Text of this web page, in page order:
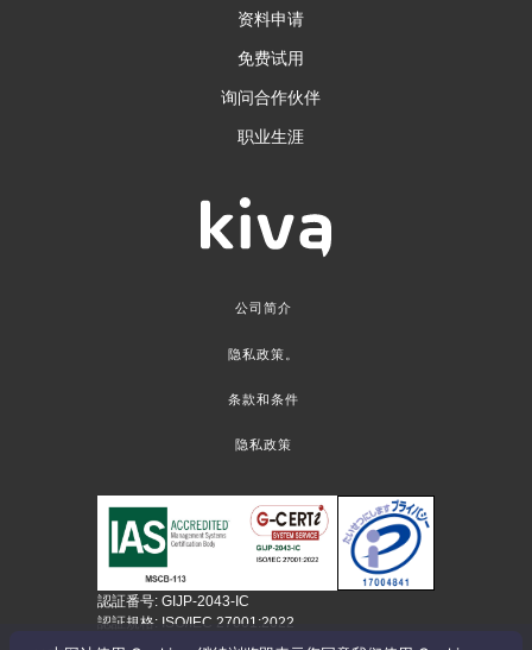
资料申请
免费试用
询问合作伙伴
职业生涯
公司简介
隐私政策。
条款和条件
隐私政策
認証番号: GIJP-2043-IC
認証規格: ISO/IEC 27001:2022
认证范围：总部